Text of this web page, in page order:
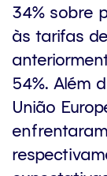
34% sobre
às tarifas
54%. Além
União